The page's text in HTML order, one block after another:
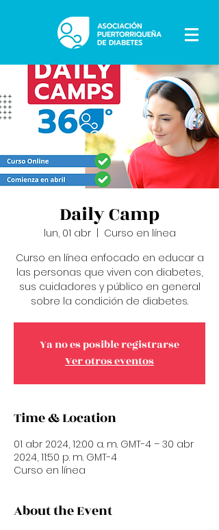
Daily Camp
lun, 01 abr
  |
Curso en línea
Curso en línea enfocado en educar a
las personas que viven con diabetes,
sus cuidadores y público en general
sobre la condición de diabetes.
Ya no es posible registrarse
Ver otros eventos
Time & Location
01 abr 2024, 12:00 a. m. GMT-4 – 30 abr
2024, 11:50 p. m. GMT-4
Curso en línea
About the Event